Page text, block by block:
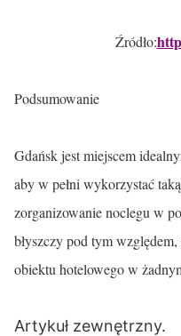
Źródło:
Podsumowanie
Gdańsk jest miejscem
aby w pełni wykorzystać
zorganizowanie noclegu w
błyszczy pod tym
obiektu hotelowego w
Artykuł zewnętrzny.